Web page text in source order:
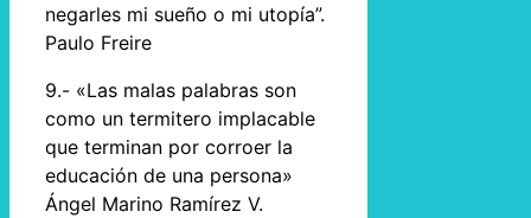
negarles mi sueño o mi utopía”.
Paulo Freire
9.- «Las malas palabras son
como un termitero implacable
que terminan por corroer la
educación de una persona»
Ángel Marino Ramírez V.